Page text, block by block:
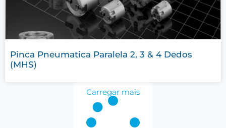
Pinca Pneumatica Paralela 2, 3 & 4 Dedos
(MHS)
Carregar mais